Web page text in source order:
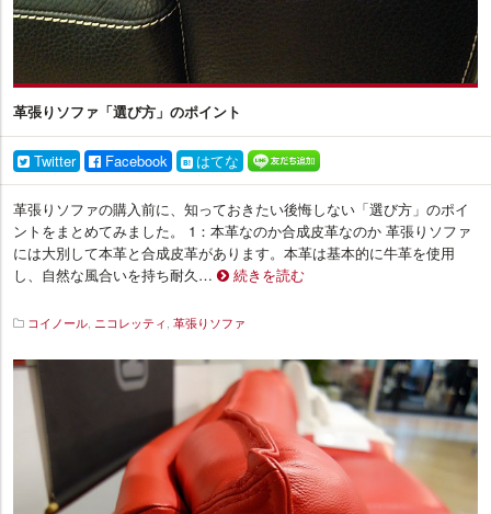
革張りソファ「選び方」のポイント
Twitter Facebook はてな
革張りソファの購入前に、知っておきたい後悔しない「選び方」のポイ
ントをまとめてみました。 1：本革なのか合成皮革なのか 革張りソファ
には大別して本革と合成皮革があります。本革は基本的に牛革を使用
し、自然な風合いを持ち耐久…
続きを読む
コイノール, ニコレッティ , 革張りソファ
イ